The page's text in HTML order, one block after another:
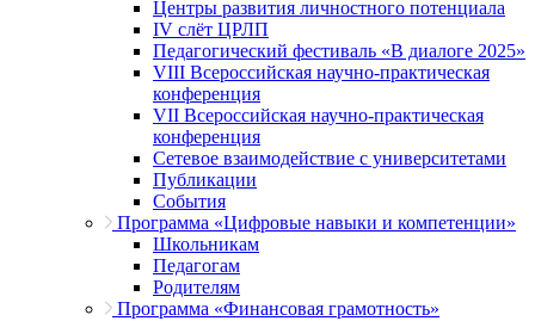
Центры развития личностного потенциала
IV слёт ЦРЛП
Педагогический фестиваль «В диалоге 2025»
VIII Всероссийская научно-практическая
конференция
VII Всероссийская научно-практическая
конференция
Сетевое взаимодействие с университетами
Публикации
События
Программа «Цифровые навыки и компетенции»
Школьникам
Педагогам
Родителям
Программа «Финансовая грамотность»